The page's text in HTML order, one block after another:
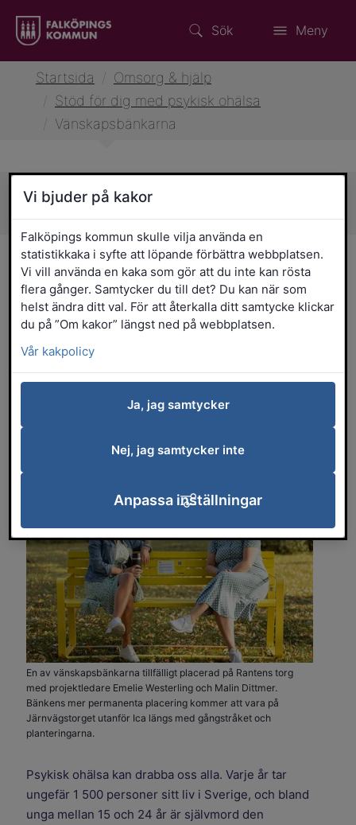
Sök Meny
Startsida
Omsorg & hjälp
Stöd för dig med psykisk ohälsa
Vänskapsbänkarna
Sidans innehåll
Vänskapsbänkar för samtal
om psykisk hälsa
Har du sett de gula bänkarna i Falköping?
Vi kallar dem vänskapsbänkar. De är en
plats där du kan slå dig ner och prata
med andra. Här vill vi skapa utrymme för
samtal mellan människor, samtal som kan
En av vänskapsbänkarna tillfälligt placerad på Rantens torg
med projektledare Emelie Westerling och Malin Dittmer.
Bänkens mer permanenta placering kommer att vara på
Järnvägstorget utanför Ica längs med gångstråket och
planteringarna.
Psykisk ohälsa kan drabba oss alla. Varje år tar
ungefär 1 500 personer sitt liv i Sverige, och bland
unga mellan 15 och 24 år är självmord den
Vi bjuder på kakor
Falköpings kommun skulle vilja använda en
statistikkaka i syfte att löpande förbättra webbplatsen.
Vi vill använda en kaka som gör att du inte kan rösta
flera gånger. Samtycker du till det? Du kan när som
helst ändra ditt val. För att återkalla ditt samtycke klickar
du på ”Om kakor” längst ned på webbplatsen.
Vår kakpolicy
Ja, jag samtycker
Nej, jag samtycker inte
Anpassa inställningar